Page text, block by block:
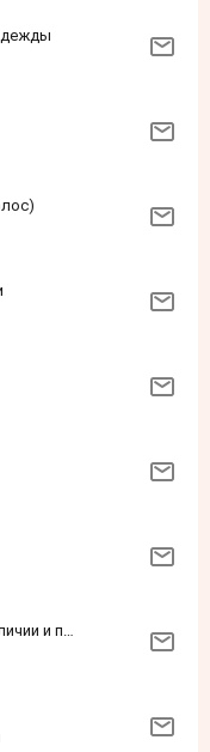
NATALI итальянская обувь в наличии и под заказ